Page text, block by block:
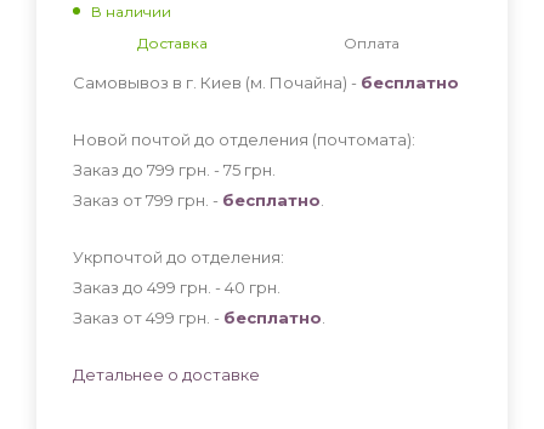
В наличии
Доставка
Оплата
Самовывоз в г. Киев (м. Почайна) - бесплатно
Новой почтой до отделения (почтомата):
Заказ до 799 грн. - 75 грн
Заказ от 799 грн. - бесплатно
Укрпочтой до отделения:
Заказ до 499 грн. - 40 грн
Заказ от 499 грн. - бесплатно
Детальнее о доставке